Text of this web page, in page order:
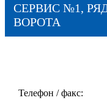
СЕРВИС №1,
ВОРОТА
Телефон / факс: